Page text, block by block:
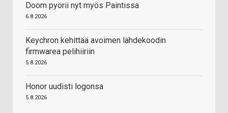
Doom pyörii nyt myös Paintissa
6.8.2026
Keychron kehittää avoimen lähdekoodin
firmwarea pelihiiriin
5.8.2026
Honor uudisti logonsa
5.8.2026